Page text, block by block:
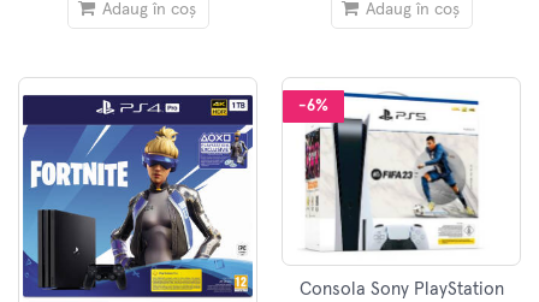
Adaug în coș Adaug în coș
-6%
Consola Sony PlayStation